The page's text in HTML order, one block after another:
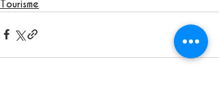
Tourisme